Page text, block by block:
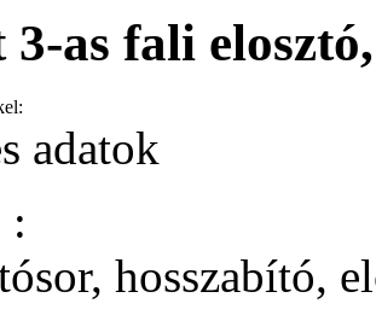
as fali
adatok
:
hosszabító,